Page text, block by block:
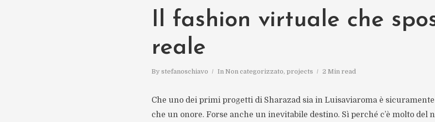
Il fashion virtuale che
reale
By stefanoschiavo In Non categorizzato, projects 2 Min read
Che uno dei primi progetti di Sharazad sia in Luisaviaroma è
che un onore. Forse anche un inevitabile destino. Sì perché c’è molto del